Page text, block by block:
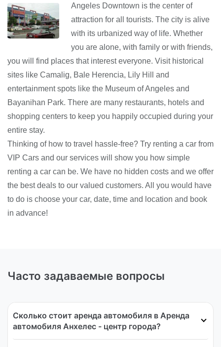
Angeles Downtown is the center of
attraction for all tourists. The city is alive
with its urbanized way of life. Whether
you are alone, with family or with friends,
you will find places that interest everyone. Visit historical
sites like Camalig, Bale Herencia, Lily Hill and
entertainment spots like the Museum of Angeles and
Bayanihan Park. There are many restaurants, hotels and
shopping centers to keep you happily occupied during your
entire stay.
Thinking of how to travel hassle-free? Try renting a car from
VIP Cars and our services will show you how simple
renting a car can be. We have no hidden costs and we offer
the best deals to our valued customers. All you would have
to do is choose your car, date, time and location and book
in advance!
Часто задаваемые вопросы
Сколько стоит аренда автомобиля в Аренда
автомобиля Анхелес - центр города?